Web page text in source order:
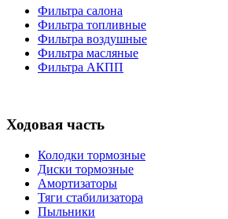
Фильтра салона
Фильтра топливные
Фильтра воздушные
Фильтра масляные
Фильтра АКПП
Ходовая часть
Колодки тормозные
Диски тормозные
Амортизаторы
Тяги стабилизатора
Пыльники